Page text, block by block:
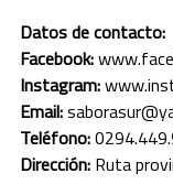
MENDOZA
MISIONES
NEUQUEN
RIO NEGRO
Datos de contacto:
Facebook:
Instagram:
Email:
Teléfono:
Dirección:Ruta